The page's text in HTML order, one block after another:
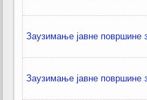
Заузимање јавне површине
Заузимање јавне површине